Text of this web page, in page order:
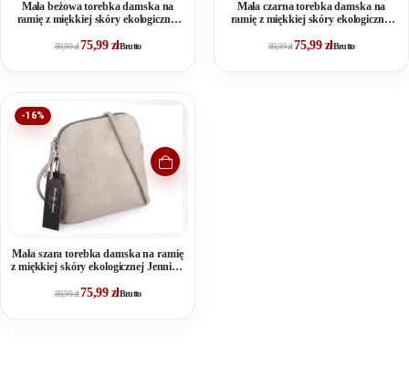
Mała beżowa torebka damska na
ramię z miękkiej skóry ekologicznej
89,99zł75,99 złBrutto
Mała czarna torebka damska na
ramię z miękkiej skóry ekologicznej
89,99zł75,99 złBrutto
-16%
Mała szara torebka damska na ramię
z miękkiej skóry ekologicznej Jennifer
89,99zł75,99 złBrutto